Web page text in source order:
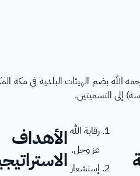
ثراه بعد صدور أمر منه يرحمه الله بضم الهيئات
رقابة الله
عز وجل.
إستشعار
الأهداف